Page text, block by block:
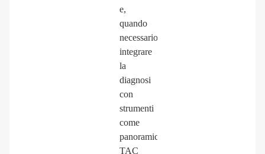
e,
quando
necessario,
integrare
la
diagnosi
con
strumenti
come
panoramica,
TAC